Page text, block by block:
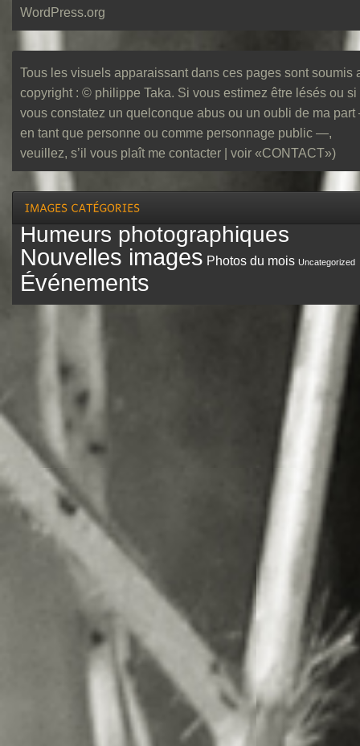
WordPress.org
Tous les visuels apparaissant dans ces pages sont soumis
copyright : © philippe Taka. Si vous estimez être lésés ou si
vous constatez un quelconque abus ou un oubli de ma
en tant que personne ou comme personnage public —,
veuillez, s’il vous plaît me contacter | voir «CONTACT»)
Humeurs photographiques
Nouvelles images Photos du mois Uncategorized
Événements